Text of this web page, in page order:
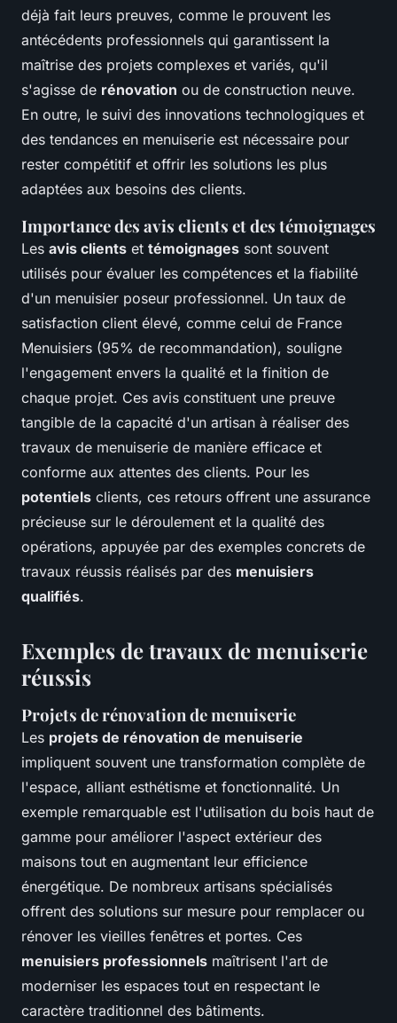
déjà fait leurs preuves, comme le prouvent les
antécédents professionnels qui garantissent la
maîtrise des projets complexes et variés, qu'il
s'agisse de rénovation ou de construction neuve.
En outre, le suivi des innovations technologiques et
des tendances en menuiserie est nécessaire pour
rester compétitif et offrir les solutions les plus
adaptées aux besoins des clients.
Importance des avis clients et des témoignages
Les avis clients et témoignages sont souvent
utilisés pour évaluer les compétences et la fiabilité
d'un menuisier poseur professionnel. Un taux de
satisfaction client élevé, comme celui de France
Menuisiers (95% de recommandation), souligne
l'engagement envers la qualité et la finition de
chaque projet. Ces avis constituent une preuve
tangible de la capacité d'un artisan à réaliser des
travaux de menuiserie de manière efficace et
conforme aux attentes des clients. Pour les
potentiels clients, ces retours offrent une assurance
précieuse sur le déroulement et la qualité des
opérations, appuyée par des exemples concrets de
travaux réussis réalisés par des menuisiers
qualifiés.
Exemples de travaux de menuiserie
réussis
Projets de rénovation de menuiserie
Les projets de rénovation de menuiserie
impliquent souvent une transformation complète de
l'espace, alliant esthétisme et fonctionnalité. Un
exemple remarquable est l'utilisation du bois haut de
gamme pour améliorer l'aspect extérieur des
maisons tout en augmentant leur efficience
énergétique. De nombreux artisans spécialisés
offrent des solutions sur mesure pour remplacer ou
rénover les vieilles fenêtres et portes. Ces
menuisiers professionnels maîtrisent l'art de
moderniser les espaces tout en respectant le
caractère traditionnel des bâtiments.